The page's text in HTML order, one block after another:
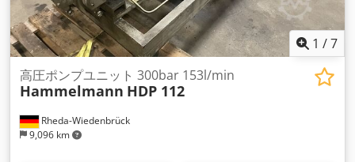
1 /7
Rheda-Wiedenbrück
9,096 km
高圧ポンプユニット 300bar 153l/min
Hammelmann HDP 112